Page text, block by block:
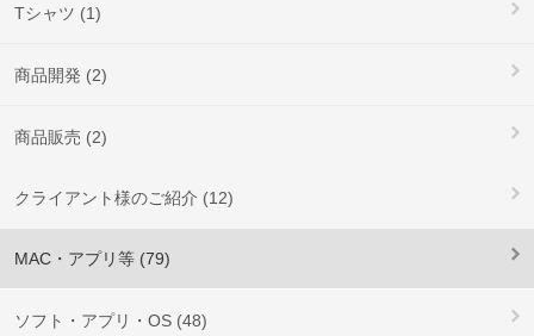
Tシャツ (1)
商品開発 (2)
商品販売 (2)
クライアント様のご紹介 (12)
MAC・アプリ等 (79)
ソフト・アプリ・OS (48)